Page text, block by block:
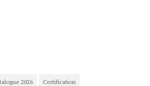
2026 Certification